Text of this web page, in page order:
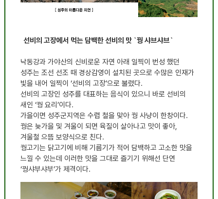
선비의 고장에서 먹는 담백한 선비의 맛 `꿩 샤브샤브`
낙동강과 가야산의 신비로운 자연 아래 일찍이 번성 했던
성주는 조선 선조 때 경상감영이 설치된 곳으로 수많은 인재가
빛을 내어 일찍이‘선비의 고장’으로 불렸다.
선비의 고장인 성주를 대표하는 음식이 있으니 바로 선비의
새인‘꿩 요리’이다.
가을이면 성주군지역은 수렵 철을 맞아 꿩 사냥이 한창이다.
꿩은 늦가을 및 겨울이 되면 육질이 살아나고 맛이 좋아,
겨울철 으뜸 보양식으로 친다.
꿩고기는 닭고기에 비해 기름기가 적어 담백하고 고소한 맛을
느낄 수 있는데 이러한 맛을 그대로 즐기기 위해선 단연
‘꿩샤부샤부’가 제격이다.